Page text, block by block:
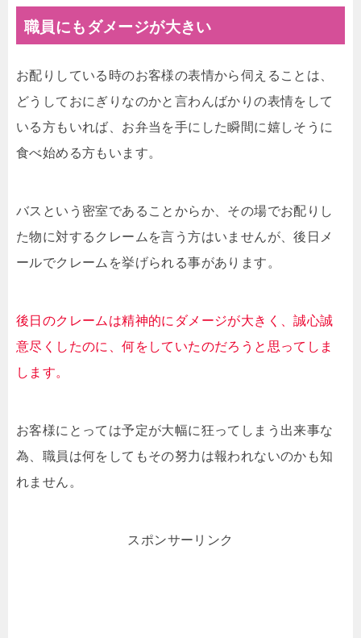
職員にもダメージが大きい
お配りしている時のお客様の表情から伺えることは、
どうしておにぎりなのかと言わんばかりの表情をして
いる方もいれば、お弁当を手にした瞬間に嬉しそうに
食べ始める方もいます。
バスという密室であることからか、その場でお配りし
た物に対するクレームを言う方はいませんが、後日メ
ールでクレームを挙げられる事があります。
後日のクレームは精神的にダメージが大きく、誠心誠
意尽くしたのに、何をしていたのだろうと思ってしま
します。
お客様にとっては予定が大幅に狂ってしまう出来事な
為、職員は何をしてもその努力は報われないのかも知
れません。
スポンサーリンク